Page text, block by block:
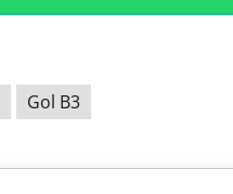
Gol B3